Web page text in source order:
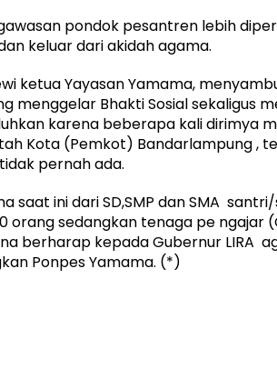
pondok pesantren lebih
keluar dari akidah agama.
ketua Yayasan Yamama,
menggelar Bhakti Sosial sekaligus
karena beberapa kali dirimya
Kota (Pemkot) Bandarlampung ,
pernah ada.
saat ini dari SD,SMP dan SMA
orang sedangkan tenaga pe ngajar
berharap kepada Gubernur LIRA
Ponpes Yamama. (*)